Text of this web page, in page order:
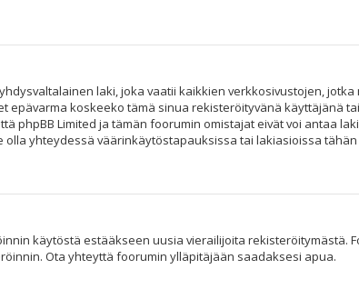
yhdysvaltalainen laki, joka vaatii kaikkien verkkosivustojen,
epävarma koskeeko tämä sinua rekisteröityvänä käyttäjänä
phpBB Limited ja tämän foorumin omistajat eivät voi antaa
yhteydessä väärinkäytöstapauksissa tai lakiasioissa tähän
käytöstä estääkseen uusia vierailijoita rekisteröitymästä.
Ota yhteyttä foorumin ylläpitäjään saadaksesi apua.